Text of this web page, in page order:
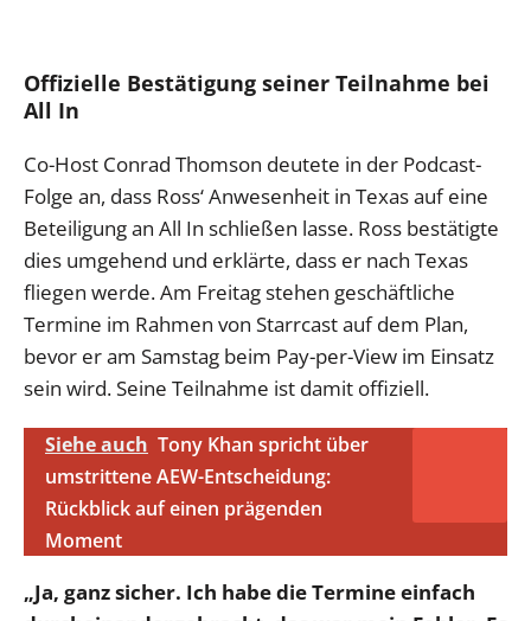
Offizielle Bestätigung seiner Teilnahme bei
All In
Co-Host Conrad Thomson deutete in der Podcast-
Folge an, dass Ross‘ Anwesenheit in Texas auf eine
Beteiligung an All In schließen lasse. Ross bestätigte
dies umgehend und erklärte, dass er nach Texas
fliegen werde. Am Freitag stehen geschäftliche
Termine im Rahmen von Starrcast auf dem Plan,
bevor er am Samstag beim Pay-per-View im Einsatz
sein wird. Seine Teilnahme ist damit offiziell.
Siehe auch Tony Khan spricht über
umstrittene AEW-Entscheidung:
Rückblick auf einen prägenden
Moment
„Ja, ganz sicher. Ich habe die Termine einfach